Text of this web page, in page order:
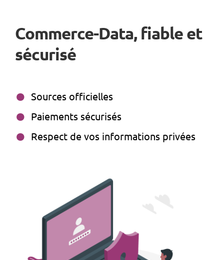
Commerce-Data, fiable et
sécurisé
Sources officielles
Paiements sécurisés
Respect de vos informations privées